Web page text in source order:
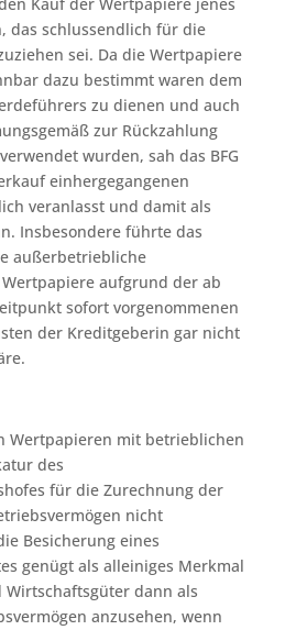
Kauf der Wertpapiere jenes
das schlussendlich für die
sei. Da die Wertpapiere
dazu bestimmt waren dem
zu dienen und auch
zur Rückzahlung
wurden, sah das BFG
einhergegangenen
veranlasst und damit als
Insbesondere führte das
außerbetriebliche
aufgrund der ab
sofort vorgenommenen
der Kreditgeberin gar nicht
Wertpapieren mit betrieblichen
des
für die Zurechnung der
nicht
Besicherung eines
genügt als alleiniges Merkmal
dann als
anzusehen, wenn